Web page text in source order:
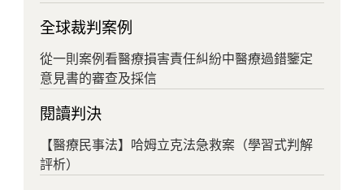
全球裁判案例
從一則案例看醫療損害責任糾紛中醫療過錯鑒定
意見書的審查及採信
閱讀判決
【醫療民事法】哈姆立克法急救案（學習式判解
評析）